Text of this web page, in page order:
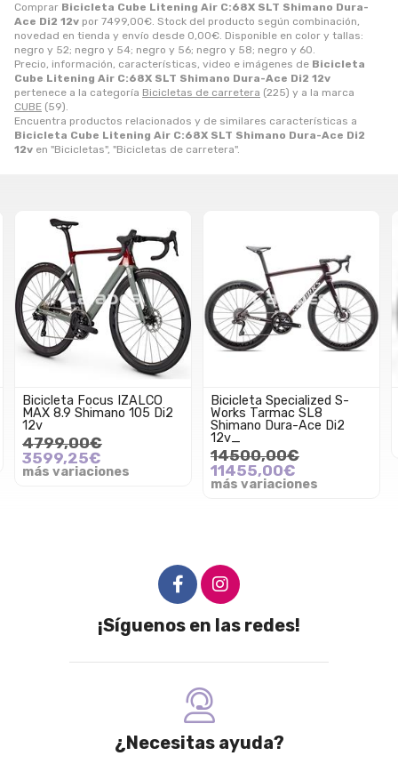
Comprar Bicicleta Cube Litening Air C:68X SLT Shimano Dura-
Ace Di2 12v por 7499,00€. Stock del producto según combinación,
novedad en tienda y envío desde 0,00€. Disponible en color y tallas:
negro y 52; negro y 54; negro y 56; negro y 58; negro y 60.
Precio, información, características, video e imágenes de Bicicleta
Cube Litening Air C:68X SLT Shimano Dura-Ace Di2 12v
pertenece a la categoría Bicicletas de carretera (225) y a la marca
CUBE (59).
Encuentra productos relacionados y de similares características a
Bicicleta Cube Litening Air C:68X SLT Shimano Dura-Ace Di2
12v en "Bicicletas", "Bicicletas de carretera".
Bicicleta Focus IZALCO
MAX 8.9 Shimano 105 Di2
12v
4799,00€
3599,25€
más variaciones
Bicicleta Specialized S-
Works Tarmac SL8
Shimano Dura-Ace Di2
12v_
14500,00€
11455,00€
más variaciones
¡Síguenos en las redes!
¿Necesitas ayuda?